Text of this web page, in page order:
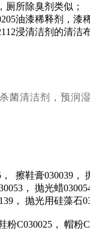
厕所除臭剂类似；
油漆稀释剂，
浸清洁剂的清洁
菌清洁剂，预润
擦鞋膏030039，
， 抛光蜡
， 抛光用硅藻
C030025， 帽粉